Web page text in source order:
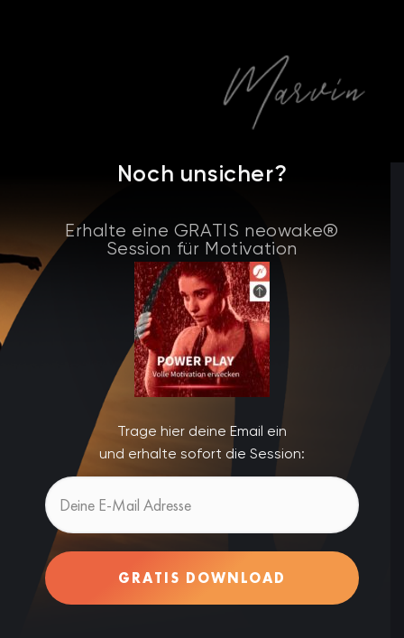
Noch unsicher?
Erhalte eine GRATIS neowake®
Session für Motivation
Trage hier deine Email ein
und erhalte sofort die Session:
GRATIS DOWNLOAD